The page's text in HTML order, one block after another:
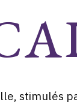
stimulés